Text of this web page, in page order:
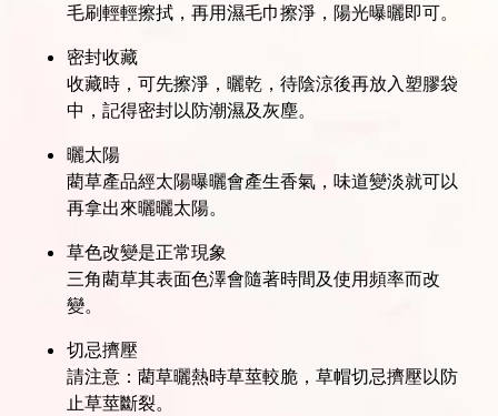
毛刷輕輕擦拭，再用濕毛巾擦淨，陽光曝曬即可。
密封收藏
收藏時，可先擦淨，曬乾，待陰涼後再放入塑膠袋
中，記得密封以防潮濕及灰塵。
曬太陽
藺草產品經太陽曝曬會產生香氣，味道變淡就可以
再拿出來曬曬太陽。
草色改變是正常現象
三角藺草其表面色澤會隨著時間及使用頻率而改
變。
切忌擠壓
請注意：藺草曬熱時草莖較脆，草帽切忌擠壓以防
止草莖斷裂。